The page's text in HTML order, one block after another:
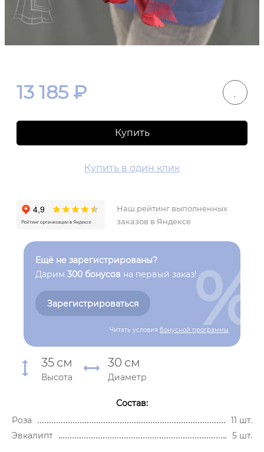
13 185 ₽
Купить
Купить в один клик
Наш рейтинг выполненных
заказов в Яндексе
Ещё не зарегистрированы?
Дарим 300 бонусов на первый заказ!
Зарегистрироваться
Читать условия бонусной программы
%
35 см
Высота
30 см
Диаметр
Состав:
Роза
11 шт.
Эвкалипт
5 шт.